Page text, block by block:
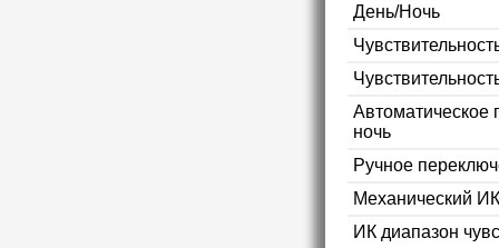
День/Ночь
Автоматическое
ночь
Ручное
Механический
ИК диапазон